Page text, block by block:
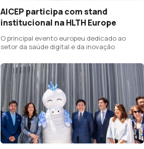
AICEP participa com stand
institucional na HLTH Europe
O principal evento europeu dedicado ao
setor da saúde digital e da inovação